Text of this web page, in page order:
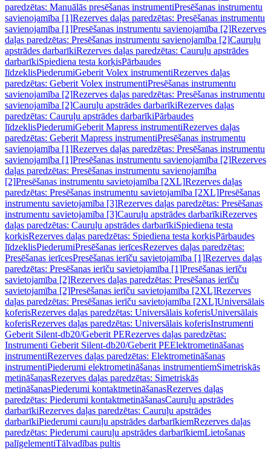
paredzētas: Manuālās presēšanas instrumentiPresēšanas instrumentu
savienojamība [1]Rezerves daļas paredzētas: Presēšanas instrumentu
savienojamība [1]Presēšanas instrumentu savienojamība [2]Rezerves
daļas paredzētas: Presēšanas instrumentu savienojamība [2]Cauruļu
apstrādes darbarīkiRezerves daļas paredzētas: Cauruļu apstrādes
darbarīkiSpiediena testa korķisPārbaudes
līdzeklisPiederumiGeberit Volex instrumentiRezerves daļas
paredzētas: Geberit Volex instrumentiPresēšanas instrumentu
savienojamība [2]Rezerves daļas paredzētas: Presēšanas instrumentu
savienojamība [2]Cauruļu apstrādes darbarīkiRezerves daļas
paredzētas: Cauruļu apstrādes darbarīkiPārbaudes
līdzeklisPiederumiGeberit Mapress instrumentiRezerves daļas
paredzētas: Geberit Mapress instrumentiPresēšanas instrumentu
savienojamība [1]Rezerves daļas paredzētas: Presēšanas instrumentu
savienojamība [1]Presēšanas instrumentu savienojamība [2]Rezerves
daļas paredzētas: Presēšanas instrumentu savienojamība
[2]Presēšanas instrumentu savietojamība [2XL]Rezerves daļas
paredzētas: Presēšanas instrumentu savietojamība [2XL]Presēšanas
instrumentu savietojamība [3]Rezerves daļas paredzētas: Presēšanas
instrumentu savietojamība [3]Cauruļu apstrādes darbarīkiRezerves
daļas paredzētas: Cauruļu apstrādes darbarīkiSpiediena testa
korķisRezerves daļas paredzētas: Spiediena testa korķisPārbaudes
līdzeklisPiederumiPresēšanas ierīcesRezerves daļas paredzētas:
Presēšanas ierīcesPresēšanas ierīču savietojamība [1]Rezerves daļas
paredzētas: Presēšanas ierīču savietojamība [1]Presēšanas ierīču
savietojamība [2]Rezerves daļas paredzētas: Presēšanas ierīču
savietojamība [2]Presēšanas ierīču savietojamība [2XL]Rezerves
daļas paredzētas: Presēšanas ierīču savietojamība [2XL]Universālais
koferisRezerves daļas paredzētas: Universālais koferisUniversālais
koferisRezerves daļas paredzētas: Universālais koferisInstrumenti
Geberit Silent-db20/Geberit PERezerves daļas paredzētas:
Instrumenti Geberit Silent-db20/Geberit PEElektrometināšanas
instrumentiRezerves daļas paredzētas: Elektrometināšanas
instrumentiPiederumi elektrometināšanas instrumentiemSimetriskās
metināšanasRezerves daļas paredzētas: Simetriskās
metināšanasPiederumi kontaktmetināšanasRezerves daļas
paredzētas: Piederumi kontaktmetināšanasCauruļu apstrādes
darbarīkiRezerves daļas paredzētas: Cauruļu apstrādes
darbarīkiPiederumi cauruļu apstrādes darbarīkiemRezerves daļas
paredzētas: Piederumi cauruļu apstrādes darbarīkiemLietošanas
palīgelementiTālvadības pultis